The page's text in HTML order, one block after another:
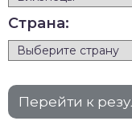
Страна: